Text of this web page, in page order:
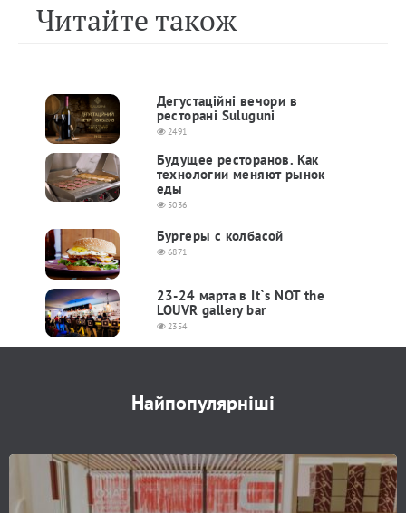
Читайте також
Дегустаційні вечори в
ресторані Suluguni
2491
Будущее ресторанов. Как
технологии меняют рынок
еды
5036
Бургеры с колбасой
6871
23-24 марта в It`s NOT the
LOUVR gallery bar
2354
Найпопулярніші